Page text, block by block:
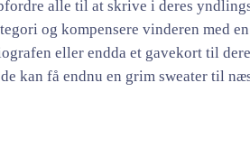
alle til at skrive i deres
og kompensere vinderen med
eller endda et gavekort til
kan få endnu en grim sweater til